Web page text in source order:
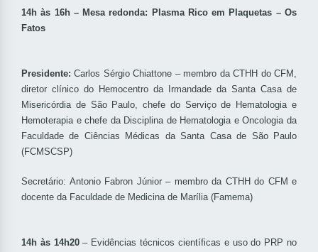
14h às 16h – Mesa redonda: Plasma Rico em Plaquetas – Os
Fatos
Presidente:Carlos Sérgio Chiattone – membro da CTHH do CFM,
diretor clínico do Hemocentro da Irmandade da Santa Casa de
Misericórdia de São Paulo, chefe do Serviço de Hematologia e
Hemoterapia e chefe da Disciplina de Hematologia e Oncologia da
Faculdade de Ciências Médicas da Santa Casa de São Paulo
(FCMSCSP)
Secretário: Antonio Fabron Júnior – membro da CTHH do CFM e
docente da Faculdade de Medicina de Marília (Famema)
14h às 14h20– Evidências técnicos científicas e uso do PRP no